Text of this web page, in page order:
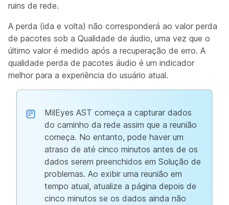
ruins de rede.
A perda (ida e volta) não corresponderá ao valor perda
de pacotes sob a Qualidade de áudio, uma vez que o
último valor é medido após a recuperação de erro. A
qualidade perda de pacotes áudio é um indicador
melhor para a experiência do usuário atual.
MilEyes AST começa a capturar dados
do caminho da rede assim que a reunião
começa. No entanto, pode haver um
atraso de até cinco minutos antes de os
dados serem preenchidos em Solução de
problemas. Ao exibir uma reunião em
tempo atual, atualize a página depois de
cinco minutos se os dados ainda não